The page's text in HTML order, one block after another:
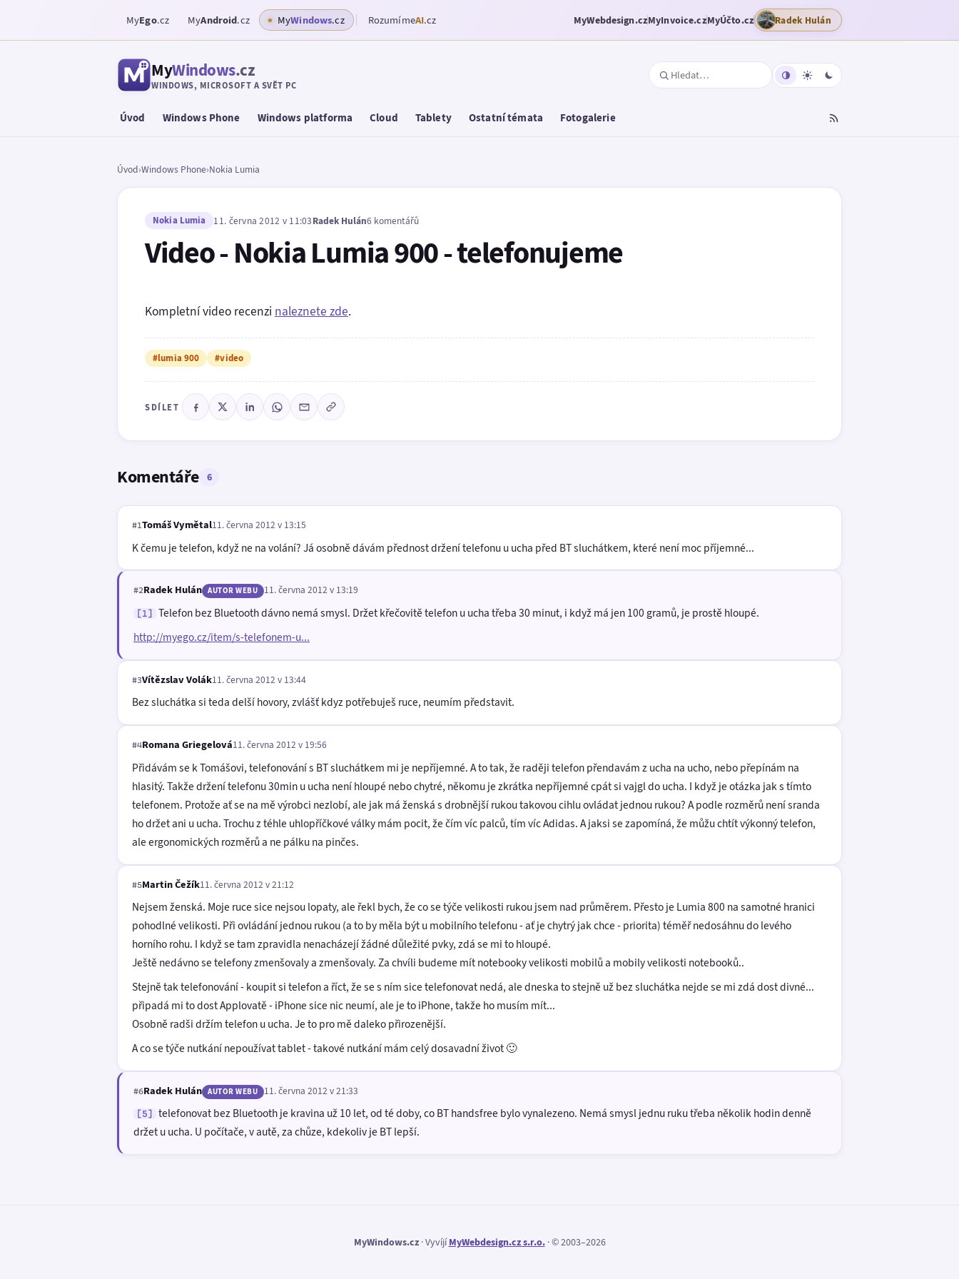
MyEgo.cz MyAndroid.cz MyWindows.cz RozumímeAI.cz MyWebdesign.czMyInvoice.czMyÚčto.cz Radek Hulán
MyWindows.cz
WINDOWS, MICROSOFT A SVĚT PC
Úvod Windows Phone Windows platforma Cloud Tablety Ostatní témata Fotogalerie
Úvod›Windows Phone›Nokia Lumia
Nokia Lumia 11. června 2012 v 11:03Radek Hulán6 komentářů
Video - Nokia Lumia 900 - telefonujeme
Kompletní video recenzi naleznete zde.
#lumia 900 #video
SDÍLET
Komentáře 6
#1Tomáš Vymětal11. června 2012 v 13:15
K čemu je telefon, když ne na volání? Já osobně dávám přednost držení telefonu u ucha před BT sluchátkem, které není moc příjemné...
#2Radek Hulán AUTOR WEBU 11. června 2012 v 13:19
[1]
Telefon bez Bluetooth dávno nemá smysl. Držet křečovitě telefon u ucha třeba 30 minut, i když má jen 100 gramů, je prostě hloupé.
http://myego.cz/item/s-telefonem-u...
#3Vítězslav Volák11. června 2012 v 13:44
Bez sluchátka si teda delší hovory, zvlášť kdyz potřebuješ ruce, neumím představit.
#4Romana Griegelová11. června 2012 v 19:56
Přidávám se k Tomášovi, telefonování s BT sluchátkem mi je nepříjemné. A to tak, že raději telefon přendavám z ucha na ucho, nebo přepínám na
hlasitý. Takže držení telefonu 30min u ucha není hloupé nebo chytré, někomu je zkrátka nepříjemné cpát si vajgl do ucha. I když je otázka jak s tímto
telefonem. Protože ať se na mě výrobci nezlobí, ale jak má ženská s drobnější rukou takovou cihlu ovládat jednou rukou? A podle rozměrů není sranda
ho držet ani u ucha. Trochu z téhle uhlopříčkové války mám pocit, že čím víc palců, tím víc Adidas. A jaksi se zapomíná, že můžu chtít výkonný telefon,
ale ergonomických rozměrů a ne pálku na pinčes.
#5Martin Čežík11. června 2012 v 21:12
Nejsem ženská. Moje ruce sice nejsou lopaty, ale řekl bych, že co se týče velikosti rukou jsem nad průměrem. Přesto je Lumia 800 na samotné hranici
pohodlné velikosti. Při ovládání jednou rukou (a to by měla být u mobilního telefonu - ať je chytrý jak chce - priorita) téměř nedosáhnu do levého
horního rohu. I když se tam zpravidla nenacházejí žádné důležité pvky, zdá se mi to hloupé.
Ještě nedávno se telefony zmenšovaly a zmenšovaly. Za chvíli budeme mít notebooky velikosti mobilů a mobily velikosti notebooků..
Stejně tak telefonování - koupit si telefon a říct, že se s ním sice telefonovat nedá, ale dneska to stejně už bez sluchátka nejde se mi zdá dost divné...
připadá mi to dost Applovatě - iPhone sice nic neumí, ale je to iPhone, takže ho musím mít...
Osobně radši držím telefon u ucha. Je to pro mě daleko přirozenější.
A co se týče nutkání nepoužívat tablet - takové nutkání mám celý dosavadní život 🙂
#6Radek Hulán AUTOR WEBU 11. června 2012 v 21:33
[5]
telefonovat bez Bluetooth je kravina už 10 let, od té doby, co BT handsfree bylo vynalezeno. Nemá smysl jednu ruku třeba několik hodin denně
držet u ucha. U počítače, v autě, za chůze, kdekoliv je BT lepší.
MyWindows.cz· VyvíjíMyWebdesign.cz s.r.o.· © 2003–2026